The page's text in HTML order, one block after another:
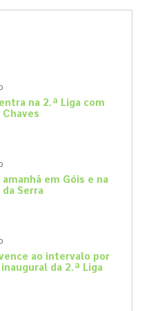
na 2.ª Liga com
em Góis e na
da Serra
ao intervalo por
da 2.ª Liga